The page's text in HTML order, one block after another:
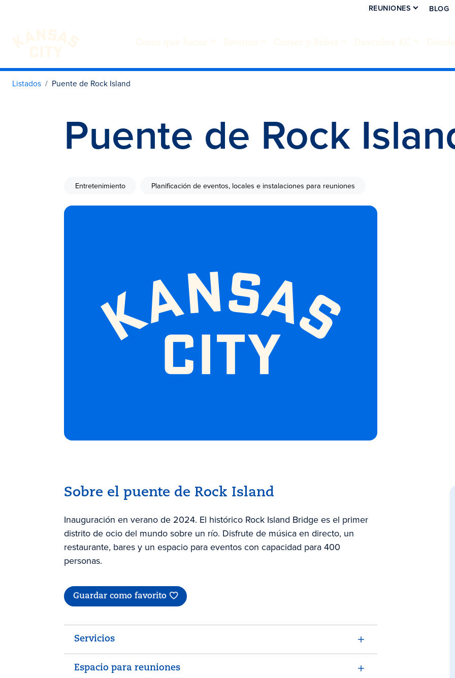
Visita KC
REUNIONES BLOG
Listados Puente de Rock Island
Puente de Rock
Entretenimiento Planificación de eventos, locales e instalaciones para reuniones
Sobre el puente de Rock Island
Inauguración en verano de 2024. El histórico Rock Island Bridge es el primer
distrito de ocio del mundo sobre un río. Disfrute de música en directo, un
restaurante, bares y un espacio para eventos con capacidad para 400
personas.
Guardar como favorito
Servicios
Espacio para reuniones